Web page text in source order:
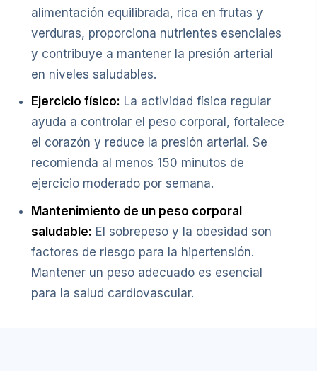
alimentación equilibrada, rica en frutas y
verduras, proporciona nutrientes esenciales
y contribuye a mantener la presión arterial
en niveles saludables.
Ejercicio físico: La actividad física regular
ayuda a controlar el peso corporal, fortalece
el corazón y reduce la presión arterial. Se
recomienda al menos 150 minutos de
ejercicio moderado por semana.
Mantenimiento de un peso corporal
saludable: El sobrepeso y la obesidad son
factores de riesgo para la hipertensión.
Mantener un peso adecuado es esencial
para la salud cardiovascular.